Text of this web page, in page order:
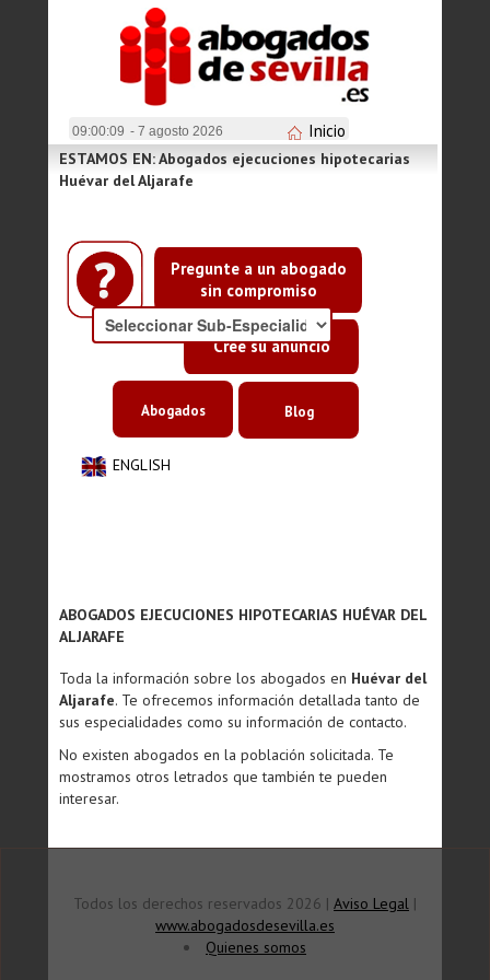
09:00:09 - 7 agosto 2026 Inicio
Pregunte a un abogado
sin compromiso
Cree su anuncio
ESTAMOS EN: Abogados ejecuciones hipotecarias
Huévar del Aljarafe
ENGLISH
Abogados Blog
ABOGADOS EJECUCIONES HIPOTECARIAS HUÉVAR DEL
ALJARAFE
Toda la información sobre los abogados en Huévar del
Aljarafe. Te ofrecemos información detallada tanto de
sus especialidades como su información de contacto.
No existen abogados en la población solicitada. Te
mostramos otros letrados que también te pueden
interesar.
Todos los derechos reservados 2026 | Aviso Legal |
www.abogadosdesevilla.es
Quienes somos